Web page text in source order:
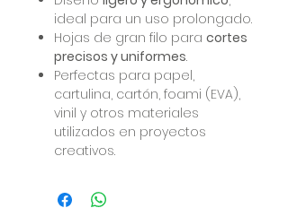
ideal para un uso prolongado.
Hojas de gran filo para cortes
precisos y uniformes.
Perfectas para papel,
cartulina, cartón, foami (EVA),
vinil y otros materiales
utilizados en proyectos
creativos.